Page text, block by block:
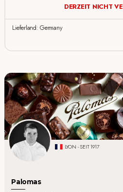
DERZEIT NICHT
Lieferland: Germany
LYON - SEIT 1917
Palomas